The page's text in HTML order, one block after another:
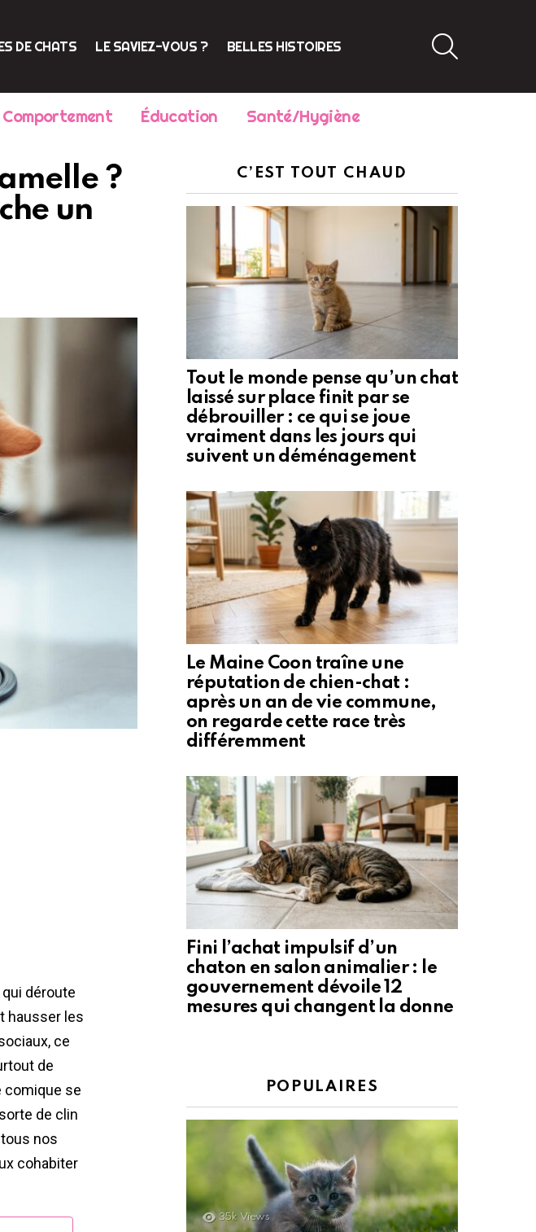
DE CHATS LE SAVIEZ-VOUS ? BELLES HISTOIRES
Comportement Éducation Santé/Hygiène
?
un
déroute
hausser les
ce
de
comique se
de clin
tous nos
cohabiter
C’EST TOUT CHAUD
Tout le monde pense qu’un chat
laissé sur place finit par se
débrouiller : ce qui se joue
vraiment dans les jours qui
suivent un déménagement
Le Maine Coon traîne une
réputation de chien-chat :
après un an de vie commune,
on regarde cette race très
différemment
Fini l’achat impulsif d’un
chaton en salon animalier : le
gouvernement dévoile 12
mesures qui changent la donne
POPULAIRES
35k Views